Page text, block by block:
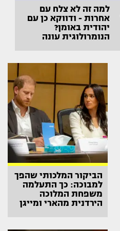
למה זה לא צלח עם
אחרות - ודווקא כן עם
יהודית באומן?
הנומרולוגית עונה
הביקור המלכותי שהפך
למבוכה: כך התעלמה
משפחת המלוכה
הירדנית מהארי ומייגן